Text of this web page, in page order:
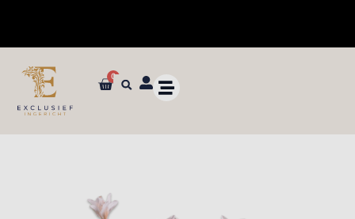
✓ Dé specialist in zijden bloemen en planten van ultieme kwaliteit
0